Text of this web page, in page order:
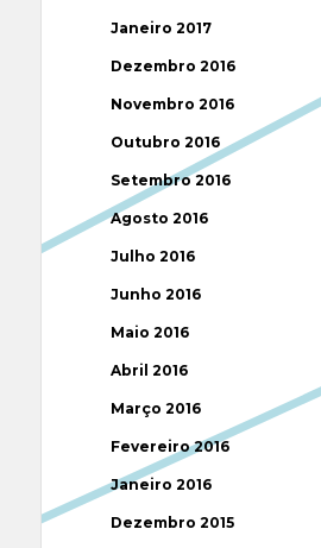
Janeiro 2017
Dezembro 2016
Novembro 2016
Outubro 2016
Setembro 2016
Agosto 2016
Julho 2016
Junho 2016
Maio 2016
Abril 2016
Março 2016
Fevereiro 2016
Janeiro 2016
Dezembro 2015